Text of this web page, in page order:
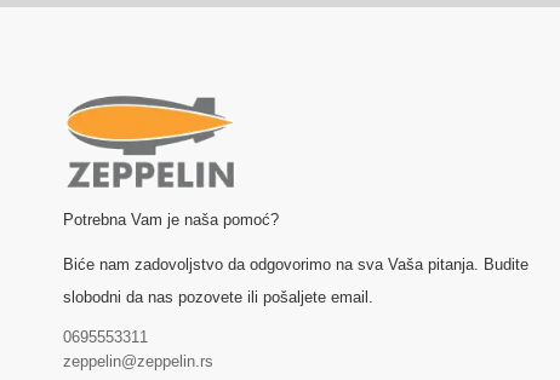
Potrebna Vam je naša pomoć?
Biće nam zadovoljstvo da odgovorimo na sva Vaša pitanja. Budite
slobodni da nas pozovete ili pošaljete email.
0695553311
zeppelin@zeppelin.rs